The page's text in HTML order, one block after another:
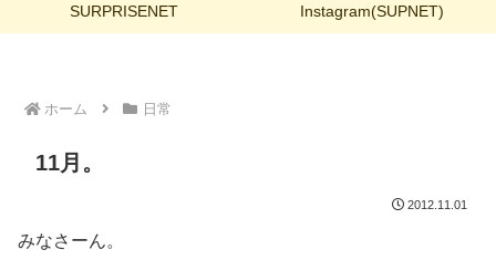
SURPRISENET Instagram(SUPNET)
ホーム 日常
11月。
2012.11.01
みなさーん。